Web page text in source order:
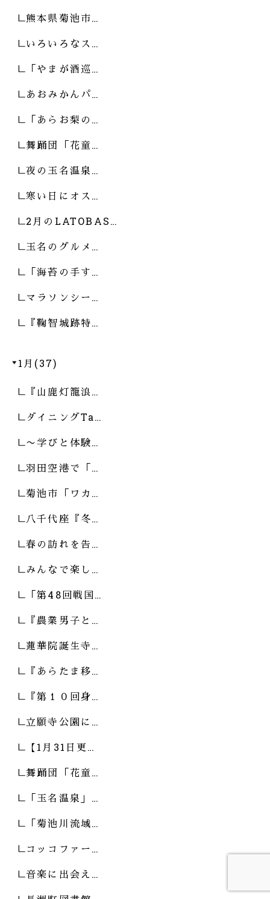
熊本県菊池市…
いろいろなス…
「やまが酒巡…
あおみかんパ…
「あらお梨の…
舞踊団「花童…
夜の玉名温泉…
寒い日にオス…
2月のLATOBAS…
玉名のグルメ…
「海苔の手す…
マラソンシー…
『鞠智城跡特…
1月(37)
『山鹿灯籠浪…
ダイニングTa…
〜学びと体験…
羽田空港で「…
菊池市「ワカ…
八千代座『冬…
春の訪れを告…
みんなで楽し…
「第48回戦国…
『農業男子と…
蓮華院誕生寺…
『あらたま移…
『第１０回身…
立願寺公園に…
【1月31日更…
舞踊団「花童…
「玉名温泉」…
「菊池川流域…
コッコファー…
音楽に出会え…